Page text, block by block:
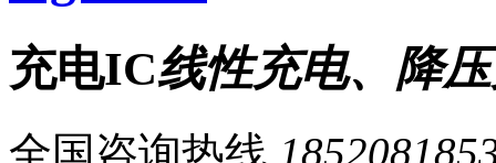
充电IC线性充电、降
全国咨询热线